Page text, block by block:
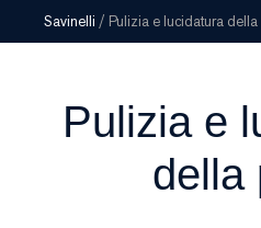
Savinelli / Pulizia e lucidatura della
Pulizia e
della